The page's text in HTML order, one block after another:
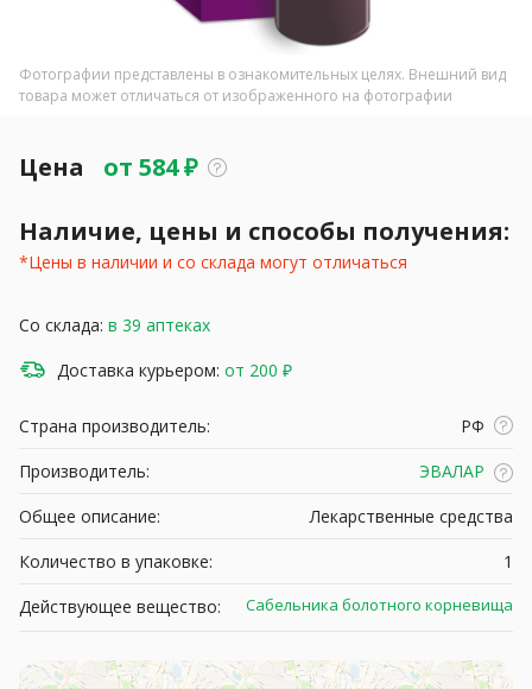
Фотографии представлены в ознакомительных целях. Внешний вид
товара может отличаться от изображенного на фотографии
Цена от 584₽
Наличие, цены и способы получения:
*Цены в наличии и со склада могут отличаться
Со склада: в 39 аптеках
Доставка курьером: от 200 ₽
Страна производитель:
РФ
Производитель:
ЭВАЛАР
Общее описание:
Лекарственные средства
Количество в упаковке:
1
Действующее вещество:
Сабельника болотного корневища